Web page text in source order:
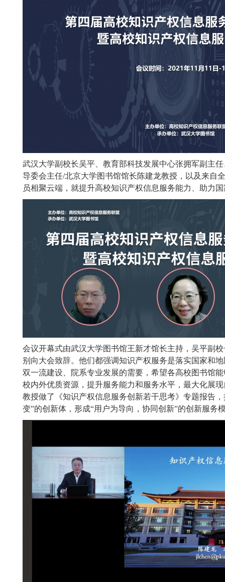
武汉大学副校长吴平、教育部科技发展中心张拥军副主
导委会主任/北京大学图书馆馆长陈建龙教授，以及来自
员相聚云端，就提升高校知识产权信息服务能力、助力
会议开幕式由武汉大学图书馆王新才馆长主持，吴平副
别向大会致辞。他们都强调知识产权服务是落实国家和
双一流建设、院系专业发展的需要，希望各高校图书馆
校内外优质资源，提升服务能力和服务水平，最大化展
教授做了《知识产权信息服务创新若干思考》专题报告
变”的创新体，形成“用户为导向，协同创新”的创新服务